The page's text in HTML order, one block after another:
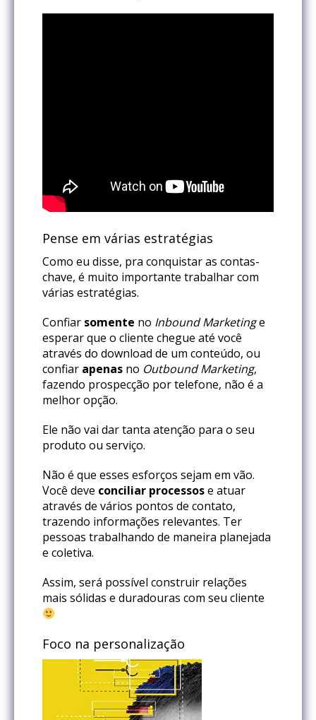
Pense em várias estratégias
Como eu disse, pra conquistar as contas-
chave, é muito importante trabalhar com
várias estratégias.
Confiar somente no Inbound Marketinge
esperar que o cliente chegue até você
através do download de um conteúdo, ou
confiar apenas no Outbound Marketing,
fazendo prospecção por telefone, não é a
melhor opção.
Ele não vai dar tanta atenção para o seu
produto ou serviço.
Não é que esses esforços sejam em vão.
Você deve conciliar processose atuar
através de vários pontos de contato,
trazendo informações relevantes. Ter
pessoas trabalhando de maneira planejada
e coletiva.
Assim, será possível construir relações
mais sólidas e duradouras com seu cliente
Foco na personalização